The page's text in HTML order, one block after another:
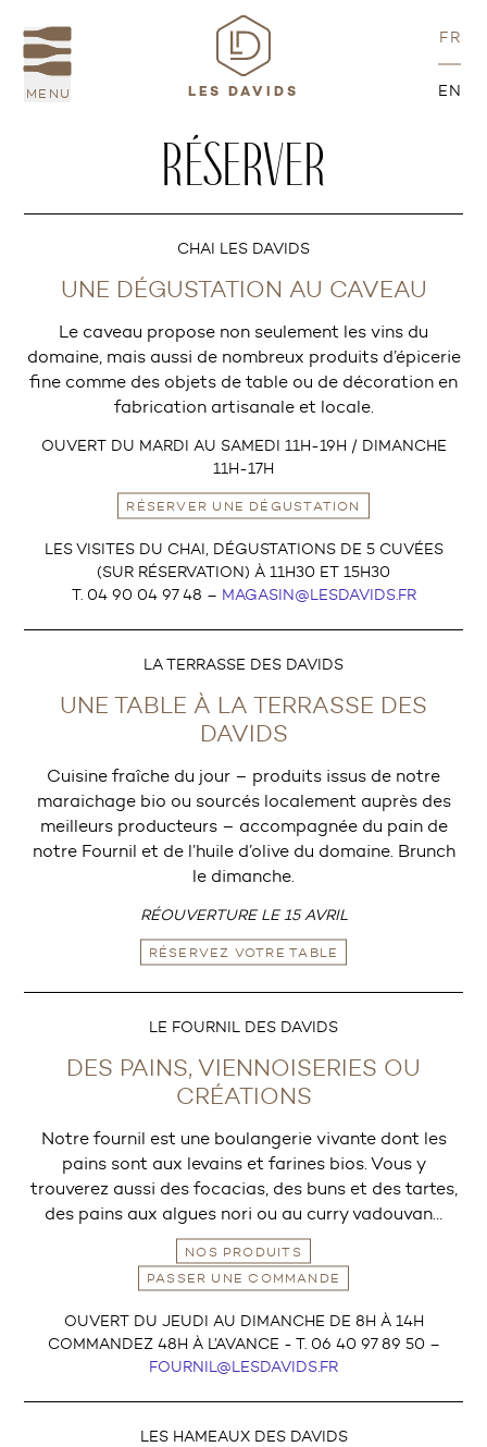
MENU LES DAVIDS
FR
EN
RÉSERVER
CHAI LES DAVIDS
UNE DÉGUSTATION AU CAVEAU
Le caveau propose non seulement les vins du
domaine, mais aussi de nombreux produits d’épicerie
fine comme des objets de table ou de décoration en
fabrication artisanale et locale.
OUVERT DU MARDI AU SAMEDI 11H-19H / DIMANCHE
11H-17H
RÉSERVER UNE DÉGUSTATION
LES VISITES DU CHAI, DÉGUSTATIONS DE 5 CUVÉES
(SUR RÉSERVATION) À 11H30 ET 15H30
T. 04 90 04 97 48 – MAGASIN@LESDAVIDS.FR
LA TERRASSE DES DAVIDS
UNE TABLE À LA TERRASSE DES
DAVIDS
Cuisine fraîche du jour – produits issus de notre
maraichage bio ou sourcés localement auprès des
meilleurs producteurs – accompagnée du pain de
notre Fournil et de l’huile d’olive du domaine. Brunch
le dimanche.
RÉOUVERTURE LE 15 AVRIL
RÉSERVEZ VOTRE TABLE
LE FOURNIL DES DAVIDS
DES PAINS, VIENNOISERIES OU
CRÉATIONS
Notre fournil est une boulangerie vivante dont les
pains sont aux levains et farines bios. Vous y
trouverez aussi des focacias, des buns et des tartes,
des pains aux algues nori ou au curry vadouvan…
NOS PRODUITS
PASSER UNE COMMANDE
OUVERT DU JEUDI AU DIMANCHE DE 8H À 14H
COMMANDEZ 48H À L’AVANCE - T. 06 40 97 89 50 –
FOURNIL@LESDAVIDS.FR
LES HAMEAUX DES DAVIDS